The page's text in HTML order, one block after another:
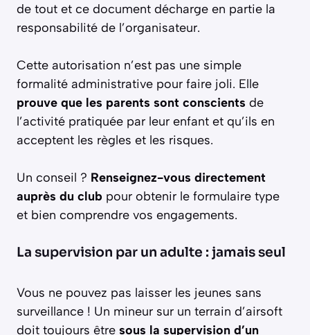
de tout et ce document décharge en partie la
responsabilité de l’organisateur.
Cette autorisation n’est pas une simple
formalité administrative pour faire joli. Elle
prouve que les parents sont conscients de
l’activité pratiquée par leur enfant et qu’ils en
acceptent les règles et les risques.
Un conseil ? Renseignez-vous directement
auprès du club pour obtenir le formulaire type
et bien comprendre vos engagements.
La supervision par un adulte : jamais seul
Vous ne pouvez pas laisser les jeunes sans
surveillance ! Un mineur sur un terrain d’airsoft
doit toujours être sous la supervision d’un